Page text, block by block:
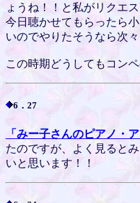
ょうね！！と私がリクエ
今日聴かせてもらったら
いのでやりたそうなら次
この時期どうしてもコン
6．27
「みー子さんのピアノ・
たのですが、よく見ると
いと思います！！